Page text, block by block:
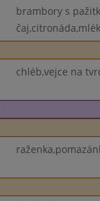
brambory s
chléb,vejce na